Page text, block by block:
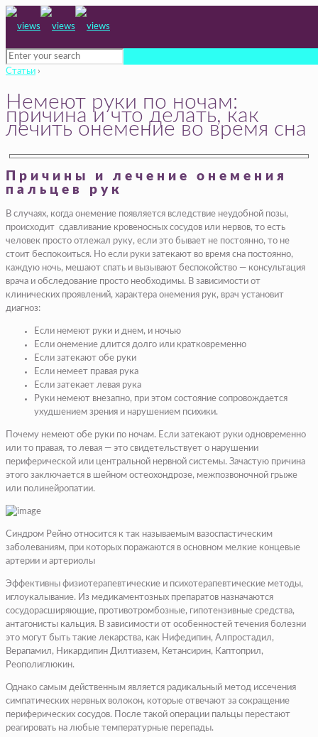
Статьи ›
Немеют руки по ночам:
причина и что делать, как
лечить онемение во время сна
Причины и лечение онемения
пальцев рук
В случаях, когда онемение появляется вследствие неудобной позы,
происходит сдавливание кровеносных сосудов или нервов, то есть
человек просто отлежал руку, если это бывает не постоянно, то не
стоит беспокоиться. Но если руки затекают во время сна постоянно,
каждую ночь, мешают спать и вызывают беспокойство — консультация
врача и обследование просто необходимы. В зависимости от
клинических проявлений, характера онемения рук, врач установит
диагноз:
Если немеют руки и днем, и ночью
Если онемение длится долго или кратковременно
Если затекают обе руки
Если немеет правая рука
Если затекает левая рука
Руки немеют внезапно, при этом состояние сопровождается
ухудшением зрения и нарушением психики.
Почему немеют обе руки по ночам. Если затекают руки одновременно
или то правая, то левая — это свидетельствует о нарушении
периферической или центральной нервной системы. Зачастую причина
этого заключается в шейном остеохондрозе, межпозвоночной грыже
или полинейропатии.
Синдром Рейно относится к так называемым вазоспастическим
заболеваниям, при которых поражаются в основном мелкие концевые
артерии и артериолы
Эффективны физиотерапевтические и психотерапевтические методы,
иглоукалывание. Из медикаментозных препаратов назначаются
сосудорасширяющие, противотромбозные, гипотензивные средства,
антагонисты кальция. В зависимости от особенностей течения болезни
это могут быть такие лекарства, как Нифедипин, Алпростадил,
Верапамил, Никардипин Дилтиазем, Кетансирин, Каптоприл,
Реополиглюкин.
Однако самым действенным является радикальный метод иссечения
симпатических нервных волокон, которые отвечают за сокращение
периферических сосудов. После такой операции пальцы перестают
реагировать на любые температурные перепады.